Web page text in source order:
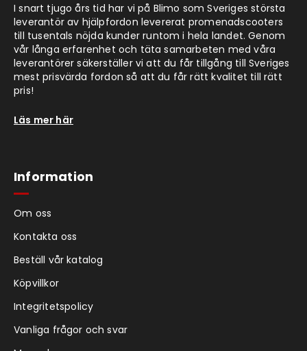
I snart tjugo års tid har vi på Blimo som Sveriges största
leverantör av hjälpfordon levererat promenadscooters
till tusentals nöjda kunder runtom i hela landet. Genom
vår långa erfarenhet och täta samarbeten med våra
leverantörer säkerställer vi att du får tillgång till Sveriges
mest prisvärda fordon så att du får rätt kvalitet till rätt
pris!
Läs mer här
Information
Om oss
Kontakta oss
Beställ vår katalog
Köpvillkor
Integritetspolicy
Vanliga frågor och svar